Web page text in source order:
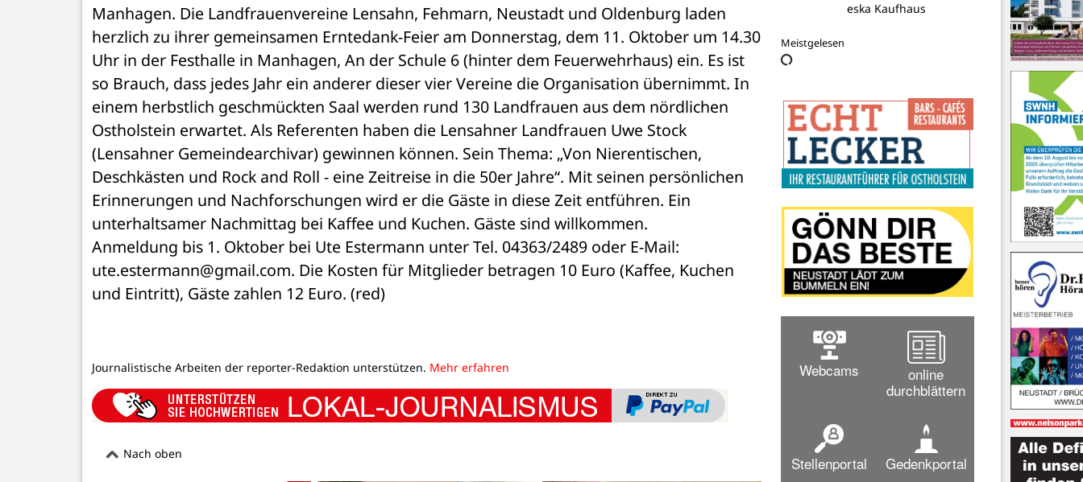
Manhagen. Die Landfrauenvereine Lensahn, Fehmarn, Neustadt und Oldenburg laden
herzlich zu ihrer gemeinsamen Erntedank-Feier am Donnerstag, dem 11. Oktober um 14.30
Uhr in der Festhalle in Manhagen, An der Schule 6 (hinter dem Feuerwehrhaus) ein. Es ist
so Brauch, dass jedes Jahr ein anderer dieser vier Vereine die Organisation übernimmt. In
einem herbstlich geschmückten Saal werden rund 130 Landfrauen aus dem nördlichen
Ostholstein erwartet. Als Referenten haben die Lensahner Landfrauen Uwe Stock
(Lensahner Gemeindearchivar) gewinnen können. Sein Thema: „Von Nierentischen,
Deschkästen und Rock and Roll - eine Zeitreise in die 50er Jahre“. Mit seinen persönlichen
Erinnerungen und Nachforschungen wird er die Gäste in diese Zeit entführen. Ein
unterhaltsamer Nachmittag bei Kaffee und Kuchen. Gäste sind willkommen.
Anmeldung bis 1. Oktober bei Ute Estermann unter Tel. 04363/2489 oder E-Mail:
ute.estermann@gmail.com. Die Kosten für Mitglieder betragen 10 Euro (Kaffee, Kuchen
und Eintritt), Gäste zahlen 12 Euro. (red)
Journalistische Arbeiten der reporter-Redaktion unterstützen. Mehr erfahren
Nach oben
eska Kaufhaus
Meistgelesen
Webcams
online
durchblättern
Stellenportal Gedenkportal